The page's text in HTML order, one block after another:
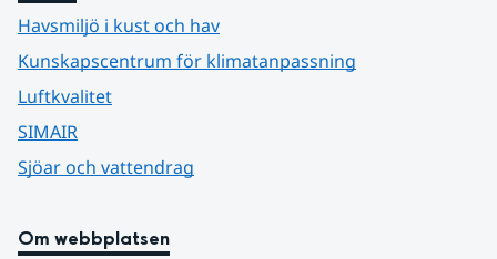
Havsmiljö i kust och hav
Kunskapscentrum för klimatanpassning
Luftkvalitet
SIMAIR
Sjöar och vattendrag
Om webbplatsen